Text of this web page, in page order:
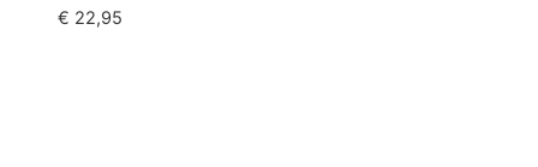
€ 22,95